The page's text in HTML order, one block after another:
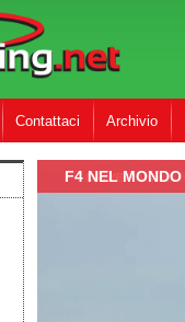
Contattaci Archivio
F4 NEL MONDO